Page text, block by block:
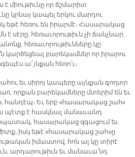
է միութիւնը որ ճշմարիտ
կրնայ կապել երկու մարդու
եթէ հեռու են իրարմէ։ Հասարակաց
է սէրը, հեռաւորութիւն չի ճանչնար,
հեռաւորութիւնները կը
կարծեցեալ բարեկամներ որ իրարու
ա՜յնքան հեռո՛ւ։
եւ սիրոյ կապերը այնքան գողտր
որքան բարեկամները մտերիմ են եւ
հանդէպ։ Եւ երբ «հասարակաց շահ»
պէտք է հասկնալ մանաւանդ
հասարակաց զգացում եւ
իսկ եթէ «հասարակաց շահ»ը
իմաստով, հոն ալ կը տիրէ
արդարութիւն եւ մանաւա՛նդ